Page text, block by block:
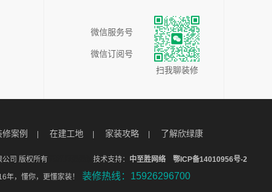
微信服务号
微信订阅号
扫我聊装修
修案例 在建工地 家装攻略 了解欣绿康
司 版权所有 技术支持： 中至胜网络 鄂ICP备14010956号-2
年，懂你，更懂家装！ 装修热线：15926296700